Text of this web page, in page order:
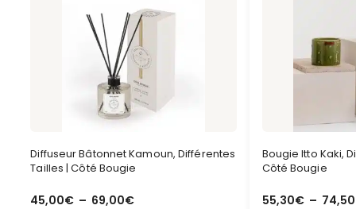
Diffuseur Bâtonnet Kamoun, Différentes
Tailles | Côté Bougie
45,00€ – 69,00€
Bougie Itto Kaki,
Côté Bougie
55,30€ – 74,50